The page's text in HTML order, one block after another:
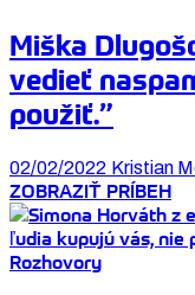
Miška
vedieť
použiť.”
02/02/2022 Kristian
ZOBRAZIŤ PRÍBEH
Rozhovory